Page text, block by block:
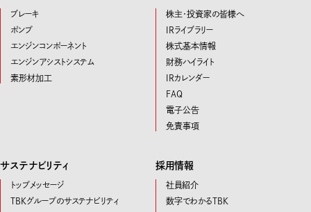
ブレーキ
ポンプ
エンジンコンポーネント
エンジンアシストシステム
素形材加工
株主・投資家の皆様へ
IRライブラリー
株式基本情報
財務ハイライト
IRカレンダー
FAQ
電子公告
免責事項
サステナビリティ
トップメッセージ
TBKグループのサステナビリティ
採用情報
社員紹介
数字でわかるTBK